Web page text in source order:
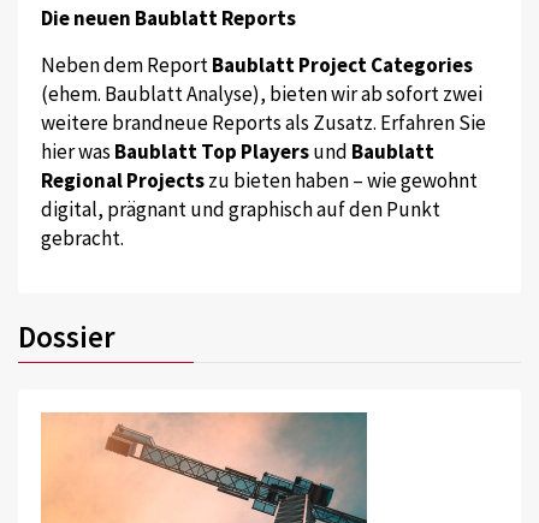
Die neuen Baublatt Reports
Neben dem ReportBaublatt Project Categories
(ehem. Baublatt Analyse), bieten wir ab sofort zwei
weitere brandneue Reports als Zusatz. Erfahren Sie
hier was Baublatt Top Playersund Baublatt
Regional Projectszu bieten haben – wie gewohnt
digital, prägnant und graphisch auf den Punkt
gebracht.
Dossier